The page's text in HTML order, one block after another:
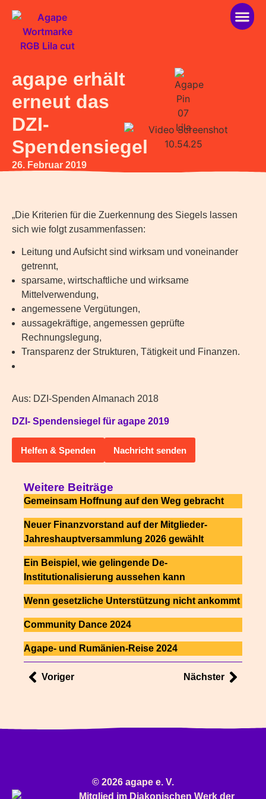
agape erhält
erneut das
DZI-
Spendensiegel
26. Februar 2019
„Die Kriterien für die Zuerkennung des Siegels lassen
sich wie folgt zusammenfassen:
Leitung und Aufsicht sind wirksam und voneinander
getrennt,
sparsame, wirtschaftliche und wirksame
Mittelverwendung,
angemessene Vergütungen,
aussagekräftige, angemessen geprüfte
Rechnungslegung,
Transparenz der Strukturen, Tätigkeit und Finanzen.
Aus: DZI-Spenden Almanach 2018
DZI- Spendensiegel für agape 2019
Helfen & Spenden Nachricht senden
Weitere Beiträge
Gemeinsam Hoffnung auf den Weg gebracht
Neuer Finanzvorstand auf der Mitglieder-
Jahreshauptversammlung 2026 gewählt
Ein Beispiel, wie gelingende De-
Institutionalisierung aussehen kann
Wenn gesetzliche Unterstützung nicht ankommt
Community Dance 2024
Agape- und Rumänien-Reise 2024
Voriger Nächster
© 2026 agape e. V.
Mitglied im Diakonischen Werk der